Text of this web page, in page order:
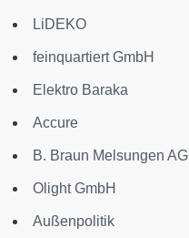
LiDEKO
feinquartiert GmbH
Elektro Baraka
Accure
B. Braun Melsungen AG
Olight GmbH
Außenpolitik